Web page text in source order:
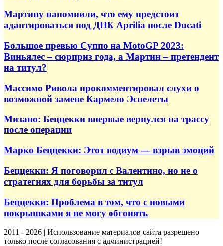
Мартину напомнили, что ему предстоит
адаптироваться под ДНК Aprilia после Ducati
Большое превью Суппо на MotoGP 2023:
Виньялес – сюрприз года, а Мартин – претендент
на титул?
Массимо Ривола прокомментировал слухи о
возможной замене Кармело Эспелеты
Мизано: Беццекки впервые вернулся на трассу
после операции
Марко Беццекки: Этот подиум — взрыв эмоций
Беццекки: Я поговорил с Валентино, но не о
стратегиях для борьбы за титул
Беццекки: Проблема в том, что с новыми
покрышками я не могу обгонять
2011 - 2026 | Использование материалов сайта разрешено
только после согласования с администрацией!